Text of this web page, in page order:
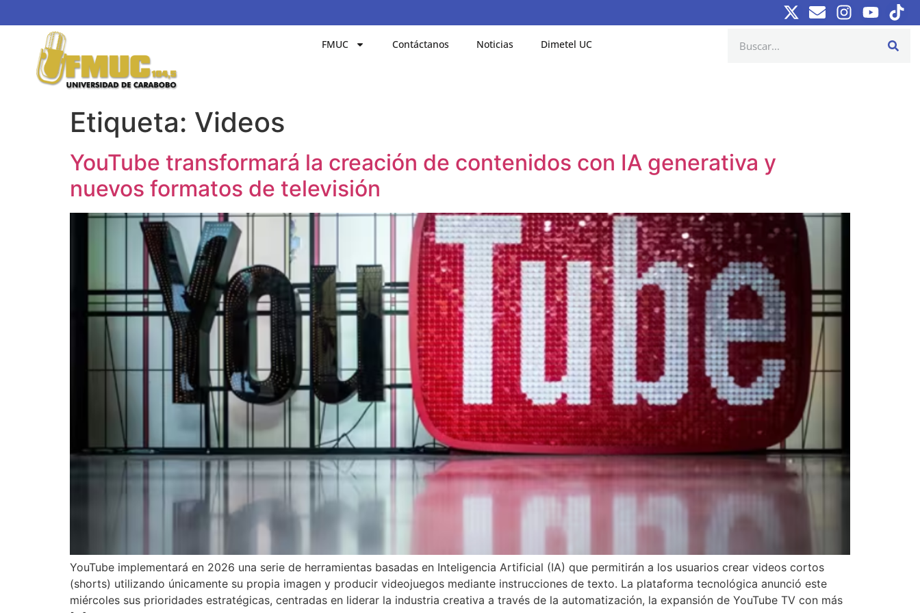
FMUC Contáctanos Noticias Dimetel UC
Etiqueta: Videos
YouTube transformará la creación de contenidos con IA generativa y
nuevos formatos de televisión
YouTube implementará en 2026 una serie de herramientas basadas en Inteligencia Artificial (IA) que permitirán a los usuarios crear videos cortos
(shorts) utilizando únicamente su propia imagen y producir videojuegos mediante instrucciones de texto. La plataforma tecnológica anunció este
miércoles sus prioridades estratégicas, centradas en liderar la industria creativa a través de la automatización, la expansión de YouTube TV con más